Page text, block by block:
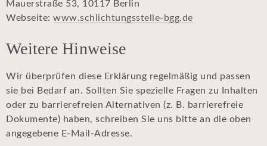
Mauerstraße 53, 10117 Berlin
Webseite: www.schlichtungsstelle-bgg.de
Weitere Hinweise
Wir überprüfen diese Erklärung regelmäßig und passen
sie bei Bedarf an. Sollten Sie spezielle Fragen zu Inhalten
oder zu barrierefreien Alternativen (z. B. barrierefreie
Dokumente) haben, schreiben Sie uns bitte an die oben
angegebene E-Mail-Adresse.